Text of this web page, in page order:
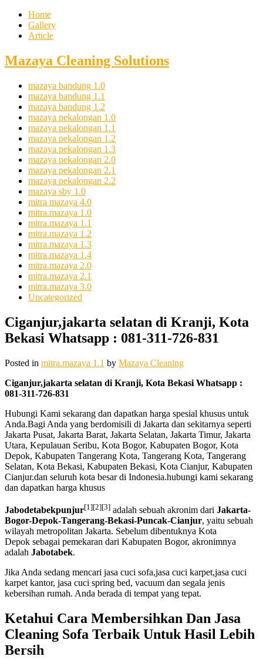
Home
Gallery
Article
Mazaya Cleaning Solutions
mazaya bandung 1.0
mazaya bandung 1.1
mazaya bandung 1.2
mazaya pekalongan 1.0
mazaya pekalongan 1.1
mazaya pekalongan 1.2
mazaya pekalongan 1.3
mazaya pekalongan 2.0
mazaya pekalongan 2.1
mazaya pekalongan 2.2
mazaya sby 1.0
mitra mazaya 4.0
mitra.mazaya 1.0
mitra.mazaya 1.1
mitra.mazaya 1.2
mitra.mazaya 1.3
mitra.mazaya 1.4
mitra.mazaya 2.0
mitra.mazaya 2.1
mitra.mazaya 3.0
Uncategorized
Ciganjur,jakarta selatan di Kranji, Kota
Bekasi Whatsapp : 081-311-726-831
Posted in mitra.mazaya 1.1 by Mazaya Cleaning
Ciganjur,jakarta selatan di Kranji, Kota Bekasi Whatsapp :
081-311-726-831
Hubungi Kami sekarang dan dapatkan harga spesial khusus untuk
Anda.Bagi Anda yang berdomisili di Jakarta dan sekitarnya seperti
Jakarta Pusat, Jakarta Barat, Jakarta Selatan, Jakarta Timur, Jakarta
Utara, Kepulauan Seribu, Kota Bogor, Kabupaten Bogor, Kota
Depok, Kabupaten Tangerang Kota, Tangerang Kota, Tangerang
Selatan, Kota Bekasi, Kabupaten Bekasi, Kota Cianjur, Kabupaten
Cianjur.dan seluruh kota besar di Indonesia.hubungi kami sekarang
dan dapatkan harga khusus
Jabodetabekpunjur[1][2][3] adalah sebuah akronim dari Jakarta-
Bogor-Depok-Tangerang-Bekasi-Puncak-Cianjur, yaitu sebuah
wilayah metropolitan Jakarta. Sebelum dibentuknya Kota
Depok sebagai pemekaran dari Kabupaten Bogor, akronimnya
adalah Jabotabek.
Jika Anda sedang mencari jasa cuci sofa,jasa cuci karpet,jasa cuci
karpet kantor, jasa cuci spring bed, vacuum dan segala jenis
kebersihan rumah. Anda berada di tempat yang tepat.
Ketahui Cara Membersihkan Dan Jasa
Cleaning Sofa Terbaik Untuk Hasil Lebih
Bersih